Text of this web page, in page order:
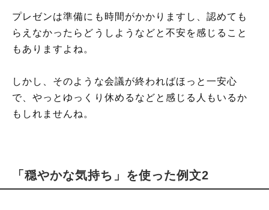
プレゼンは準備にも時間がかかりますし、認めても
らえなかったらどうしようなどと不安を感じること
もありますよね。
しかし、そのような会議が終わればほっと一安心
で、やっとゆっくり休めるなどと感じる人もいるか
もしれませんね。
「穏やかな気持ち」を使った例文2